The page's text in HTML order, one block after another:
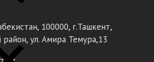
100000, г.Ташкент,
ул. Амира Темура,13